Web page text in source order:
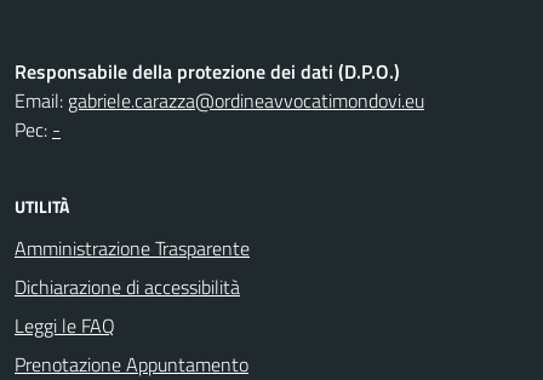
Responsabile della protezione dei dati (D.P.O.)
Email: gabriele.carazza@ordineavvocatimondovi.eu
Pec: -
UTILITÀ
Amministrazione Trasparente
Dichiarazione di accessibilità
Leggi le FAQ
Prenotazione Appuntamento